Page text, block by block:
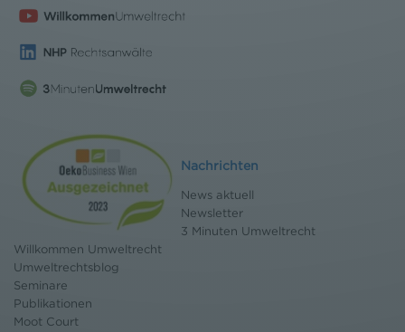
Nachrichten
News aktuell
Newsletter
3 Minuten Umweltrecht
Willkommen Umweltrecht
Umweltrechtsblog
Seminare
Publikationen
Moot Court